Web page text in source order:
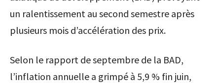
un ralentissement au second semestre après
plusieurs mois d’accélération des prix.
Selon le rapport de septembre de la BAD,
l’inflation annuelle a grimpé à 5,9 % fin juin,